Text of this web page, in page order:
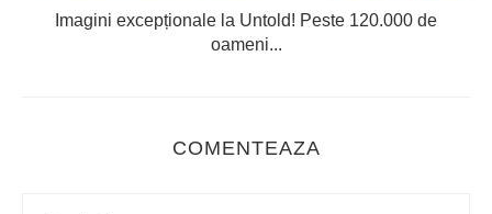
Imagini excepționale la Untold! Peste 120.000 de
oameni...
COMENTEAZA